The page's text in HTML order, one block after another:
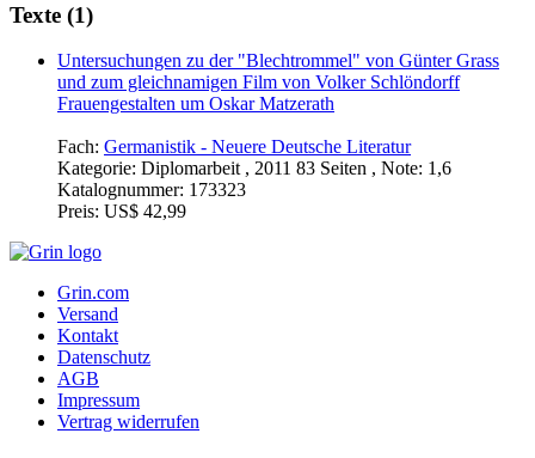
Texte (1)
Untersuchungen zu der "Blechtrommel" von Günter Grass
und zum gleichnamigen Film von Volker Schlöndorff
Frauengestalten um Oskar Matzerath
Fach: Germanistik - Neuere Deutsche Literatur
Kategorie: Diplomarbeit , 2011 83 Seiten , Note: 1,6
Katalognummer: 173323
Preis: US$ 42,99
Grin.com
Versand
Kontakt
Datenschutz
AGB
Impressum
Vertrag widerrufen